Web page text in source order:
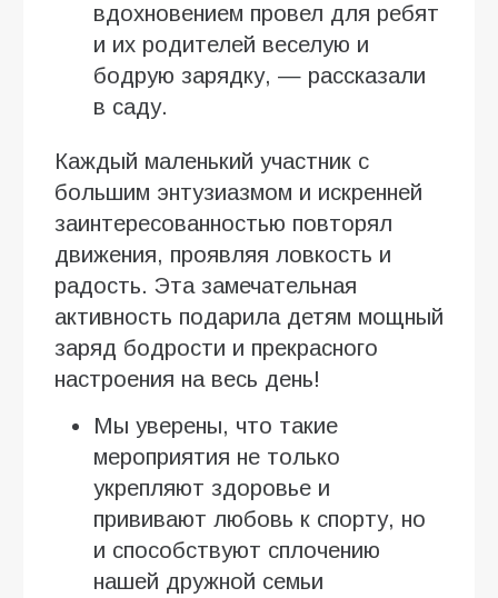
вдохновением провел для ребят
и их родителей веселую и
бодрую зарядку, — рассказали
в саду.
Каждый маленький участник с
большим энтузиазмом и искренней
заинтересованностью повторял
движения, проявляя ловкость и
радость. Эта замечательная
активность подарила детям мощный
заряд бодрости и прекрасного
настроения на весь день!
Мы уверены, что такие
мероприятия не только
укрепляют здоровье и
прививают любовь к спорту, но
и способствуют сплочению
нашей дружной семьи